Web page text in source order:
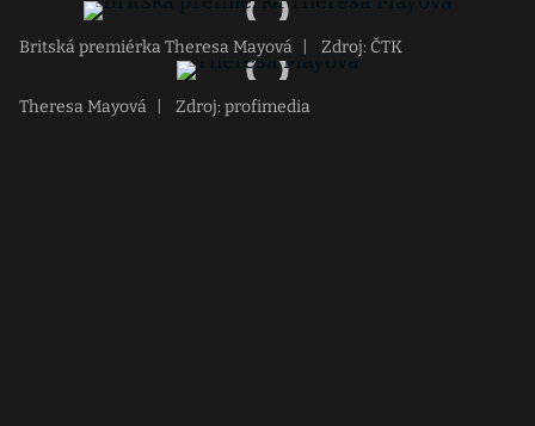
Britská premiérka Theresa Mayová Zdroj: ČTK
Theresa Mayová Zdroj: profimedia